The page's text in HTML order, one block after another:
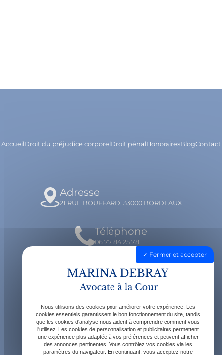
AccueilDroit du préjudice corporelDroit pénalHonorairesBlogContact
Adresse
21 RUE BOUFFARD, 33000 BORDEAUX
Téléphone
06 77 84 25 78
Email
contact@avocatdebray.fr
Horaires
Lundi - Vendredi : 9h - 19h
Fermer et accepter
Nous utilisons des cookies pour améliorer votre expérience. Les
cookies essentiels garantissent le bon fonctionnement du site, tandis
que les cookies d'analyse nous aident à comprendre comment vous
l'utilisez. Les cookies de personnalisation et publicitaires permettent
une expérience plus adaptée à vos préférences et peuvent afficher
des annonces pertinentes. Vous contrôlez vos cookies via les
paramètres du navigateur. En continuant, vous acceptez notre